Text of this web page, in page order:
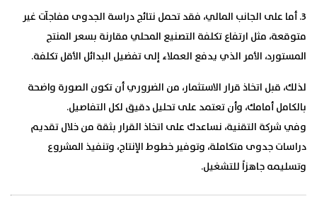
3. أما على الجانب المالي، فقد تحمل نتائج دراسة الجدوى مفاجآت غير
متوقعة، مثل ارتفاع تكلفة التصنيع المحلي مقارنة بسعر المنتج
المستورد، الأمر الذي يدفع العملاء إلى تفضيل البدائل الأقل تكلفة.
لذلك، قبل اتخاذ قرار الاستثمار، من الضروري أن تكون الصورة واضحة
بالكامل أمامك، وأن تعتمد على تحليل دقيق لكل التفاصيل.
وفي شركة التقنية، نساعدك على اتخاذ القرار بثقة من خلال تقديم
دراسات جدوى متكاملة، وتوفير خطوط الإنتاج، وتنفيذ المشروع
وتسليمه جاهزاً للتشغيل.